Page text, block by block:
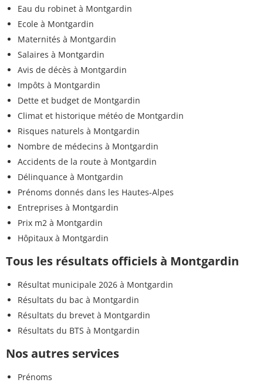
Eau du robinet à Montgardin
Ecole à Montgardin
Maternités à Montgardin
Salaires à Montgardin
Avis de décès à Montgardin
Impôts à Montgardin
Dette et budget de Montgardin
Climat et historique météo de Montgardin
Risques naturels à Montgardin
Nombre de médecins à Montgardin
Accidents de la route à Montgardin
Délinquance à Montgardin
Prénoms donnés dans les Hautes-Alpes
Entreprises à Montgardin
Prix m2 à Montgardin
Hôpitaux à Montgardin
Tous les résultats officiels à Montgardin
Résultat municipale 2026 à Montgardin
Résultats du bac à Montgardin
Résultats du brevet à Montgardin
Résultats du BTS à Montgardin
Nos autres services
Prénoms